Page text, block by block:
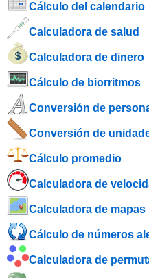
Cálculo del calendario
Calculadora de salud
Calculadora de dinero
Cálculo de biorritmos
Conversión de
Conversión de
Cálculo promedio
Calculadora de
Calculadora de mapas
Cálculo de números
Calculadora de